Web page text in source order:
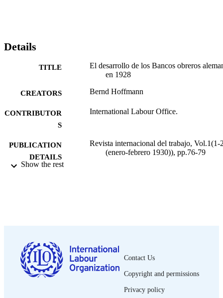
Details
TITLE
El desarrollo de los Bancos obreros
en 1928
CREATORS Bernd Hoffmann
CONTRIBUTOR
S
International Labour Office.
PUBLICATION
DETAILS
Revista internacional del trabajo, Vol.1(1-
(enero-febrero 1930)), pp.76-79
LANGUAGE Spanish
ASSET TYPE journal article
995219576602676
Show the rest
Contact Us
Copyright and permissions
Privacy policy